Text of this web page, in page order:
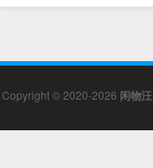
Copyright © 2020-2026 闲物汪